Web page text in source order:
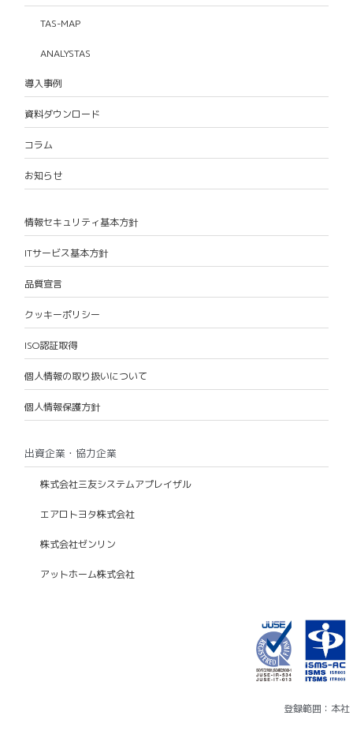
TAS-MAP
ANALYSTAS
導入事例
資料ダウンロード
コラム
お知らせ
情報セキュリティ基本方針
ITサービス基本方針
品質宣言
クッキーポリシー
ISO認証取得
個人情報の取り扱いについて
個人情報保護方針
出資企業・協力企業
株式会社三友システムアプレイザル
エアロトヨタ株式会社
株式会社ゼンリン
アットホーム株式会社
登録範囲：本社